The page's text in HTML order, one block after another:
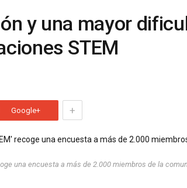
y una mayor
STEM
Google+ +
una encuesta a más de 2.000 miembros de la